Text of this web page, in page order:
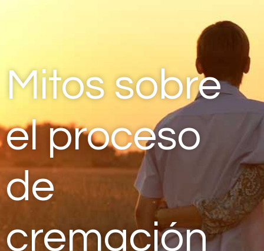
Mitos sobre
el proceso
de
cremación